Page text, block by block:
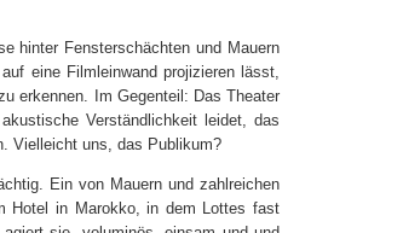
hinter Fensterschächten und Mauern
eine Filmleinwand projizieren lässt,
erkennen. Im Gegenteil: Das Theater
Verständlichkeit leidet, das
Vielleicht uns, das Publikum?
Ein von Mauern und zahlreichen
Hotel in Marokko, in dem Lottes fast